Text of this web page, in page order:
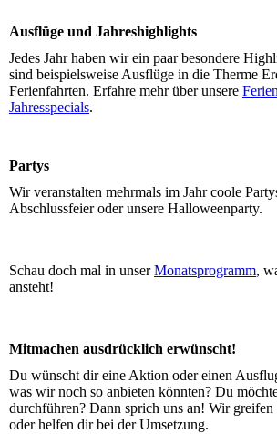
Ausflüge und Jahreshighlights
Jedes Jahr haben wir ein paar besondere
sind beispielsweise Ausflüge in die Therme
Ferienfahrten. Erfahre mehr über unsere
Jahresspecials.
Partys
Wir veranstalten mehrmals im Jahr coole
Abschlussfeier oder unsere Halloweenparty.
Schau doch mal in unserMonatsprogramm,
ansteht!
Mitmachen ausdrücklich erwünscht!
Du wünscht dir eine Aktion oder einen
was wir noch so anbieten könnten? Du
durchführen? Dann sprich uns an! Wir greifen
oder helfen dir bei der Umsetzung.